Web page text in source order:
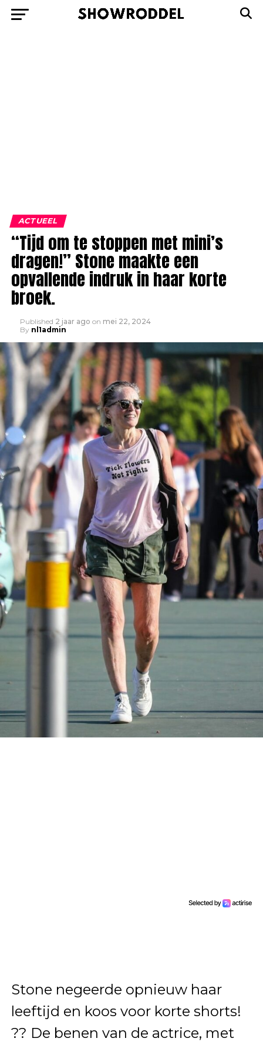
ACTUEEL
“Tijd om te stoppen met mini’s
dragen!” Stone maakte een
opvallende indruk in haar korte
broek.
Published 2 jaar ago on mei 22, 2024
By nl1admin
Stone negeerde opnieuw haar
leeftijd en koos voor korte shorts!
?? De benen van de actrice, met